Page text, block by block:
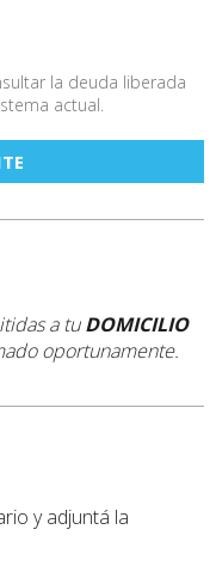
la deuda liberada
actual.
a tuDOMICILIO
oportunamente.
y adjuntá la